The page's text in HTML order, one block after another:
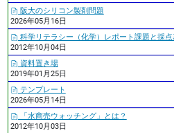
阪大のシリコン製剤問題
2026年05月16日
科学リテラシー（化学）レポート課題と採点
2012年10月04日
資料置き場
2019年01月25日
テンプレート
2026年05月14日
「水商売ウォッチング」とは？
2012年10月03日